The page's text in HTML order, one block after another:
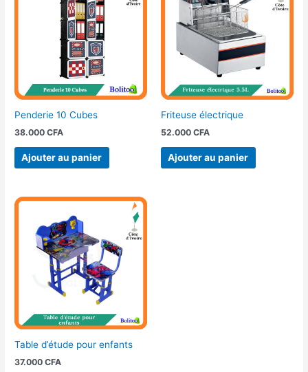
Penderie 10 Cubes
38.000CFA
Ajouter au panier
Friteuse électrique
52.000 CFA
Ajouter au panier
Table d’étude pour enfants
37.000CFA